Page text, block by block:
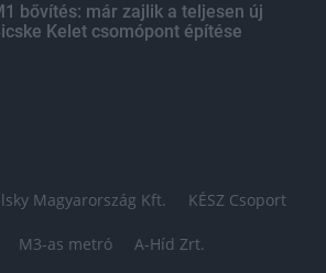
bővítés: már zajlik a teljesen új
Kelet csomópont építése
Magyarország Kft. KÉSZ Csoport
M3-as metró A-Híd Zrt.